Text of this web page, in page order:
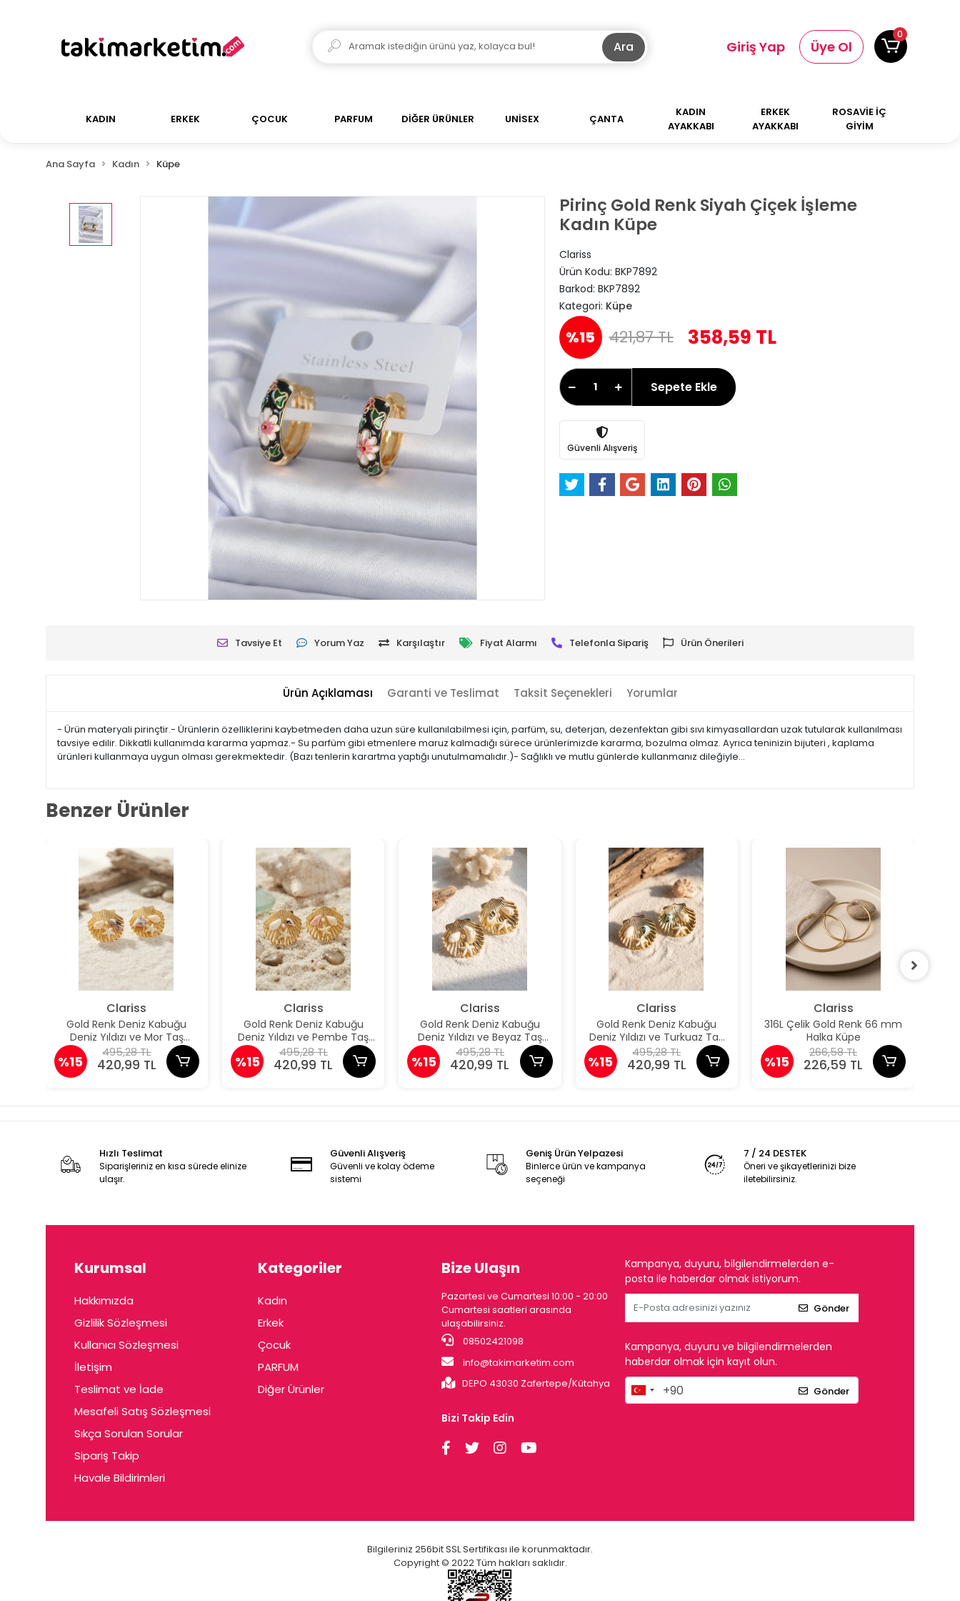
Ara Giriş Yap Üye Ol
0
KADIN ERKEK ÇOCUK PARFUM DİĞER ÜRÜNLER UNİSEX ÇANTA
KADIN
AYAKKABI
ERKEK
AYAKKABI
ROSAVİE İÇ
GİYİM
Ana Sayfa Kadın Küpe
Pirinç Gold Renk Siyah Çiçek İşleme
Kadın Küpe
Clariss
Ürün Kodu: BKP7892
Barkod: BKP7892
Kategori: Küpe
%15 421,87 TL 358,59 TL
Sepete Ekle
Güvenli Alışveriş
Tavsiye Et Yorum Yaz Karşılaştır Fiyat Alarmı Telefonla Sipariş Ürün Önerileri
Ürün Açıklaması Garanti ve Teslimat Taksit Seçenekleri Yorumlar
- Ürün materyali pirinçtir.- Ürünlerin özelliklerini kaybetmeden daha uzun süre kullanılabilmesi için, parfüm, su, deterjan, dezenfektan gibi sıvı kimyasallardan uzak tutularak kullanılması
tavsiye edilir. Dikkatli kullanımda kararma yapmaz.- Su parfüm gibi etmenlere maruz kalmadığı sürece ürünlerimizde kararma, bozulma olmaz. Ayrıca teninizin bijuteri , kaplama
ürünleri kullanmaya uygun olması gerekmektedir. (Bazı tenlerin karartma yaptığı unutulmamalıdır.)- Sağlıklı ve mutlu günlerde kullanmanız dileğiyle…
Benzer Ürünler
Clariss
Gold Renk Deniz Kabuğu
Deniz Yıldızı ve Mor Taş
Detaylı Küpe
%15
495,28 TL
420,99 TL
Clariss
Gold Renk Deniz Kabuğu
Deniz Yıldızı ve Pembe Taş
Detaylı Küpe
%15
495,28 TL
420,99 TL
Clariss
Gold Renk Deniz Kabuğu
Deniz Yıldızı ve Beyaz Taş
Detaylı Küpe
%15
495,28 TL
420,99 TL
Clariss
Gold Renk Deniz Kabuğu
Deniz Yıldızı ve Turkuaz Taş
Detaylı Küpe
%15
495,28 TL
420,99 TL
Clariss
316L Çelik Gold Renk 66 mm
Halka Küpe
%15
266,58 TL
226,59 TL
Hızlı Teslimat
Siparişleriniz en kısa sürede elinize
ulaşır.
Güvenli Alışveriş
Güvenli ve kolay ödeme
sistemi
Geniş Ürün Yelpazesi
Binlerce ürün ve kampanya
seçeneği
7 / 24 DESTEK
Öneri ve şikayetlerinizi bize
iletebilirsiniz.
Kurumsal
Hakkımızda
Gizlilik Sözleşmesi
Kullanıcı Sözleşmesi
İletişim
Teslimat ve İade
Mesafeli Satış Sözleşmesi
Sıkça Sorulan Sorular
Sipariş Takip
Havale Bildirimleri
Kategoriler
Kadın
Erkek
Çocuk
PARFUM
Diğer Ürünler
Bize Ulaşın
Pazartesi ve Cumartesi 10:00 - 20:00
Cumartesi saatleri arasında
ulaşabilirsiniz.
08502421098
info@takimarketim.com
DEPO 43030 Zafertepe/Kütahya
Bizi Takip Edin
Kampanya, duyuru, bilgilendirmelerden e-
posta ile haberdar olmak istiyorum.
Gönder
Kampanya, duyuru ve bilgilendirmelerden
haberdar olmak için kayıt olun.
Gönder
Bilgileriniz 256bit SSL Sertifikası ile korunmaktadır.
Copyright © 2022 Tüm hakları saklıdır.